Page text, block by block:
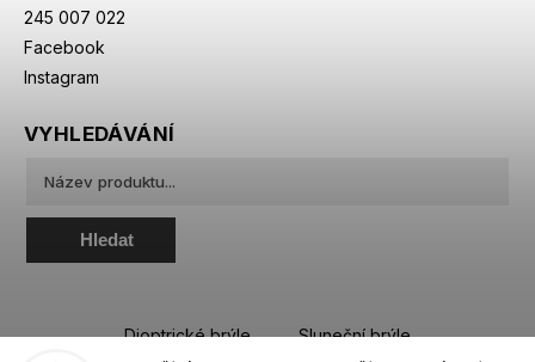
245 007 022
Facebook
Instagram
VYHLEDÁVÁNÍ
Hledat
Dioptrické brýle Sluneční brýle